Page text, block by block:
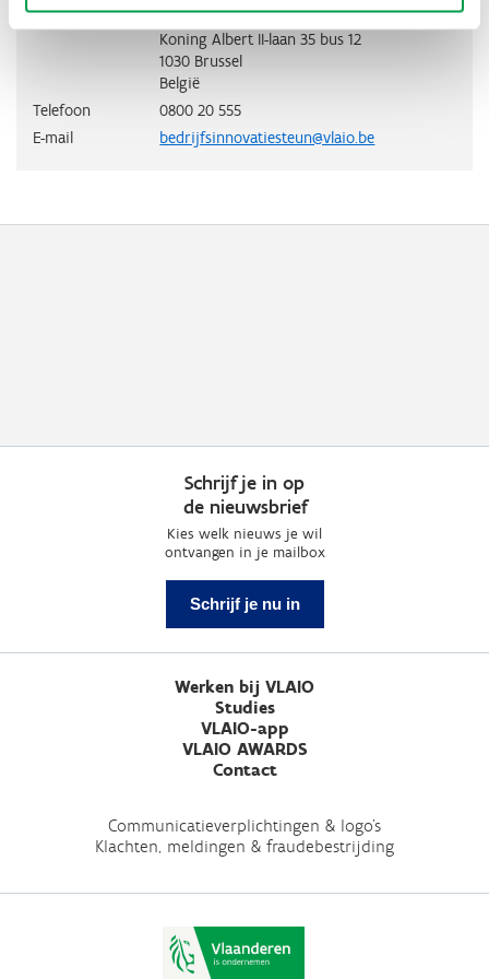
Koning Albert II-laan 35 bus 12
1030 Brussel
België
Telefoon
0800 20 555
E-mail
bedrijfsinnovatiesteun@vlaio.be
Schrijf je in op
de nieuwsbrief
Kies welk nieuws je wil
ontvangen in je mailbox
Schrijf je nu in
Werken bij VLAIO
Studies
VLAIO-app
VLAIO AWARDS
Contact
Communicatieverplichtingen & logo's
Klachten, meldingen & fraudebestrijding